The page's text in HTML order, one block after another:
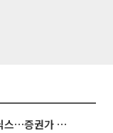
'불안과 기대 사이' 널뛰는 SK하이닉스…증권가 "HBM4·LTA 기반 펀터멘털 견고"